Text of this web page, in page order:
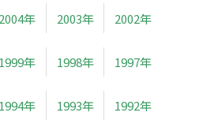
2004年 2003年 2002年
1999年 1998年 1997年
1994年 1993年 1992年